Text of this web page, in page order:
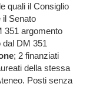
quali il Consiglio
il Senato
351 argomento
dal DM 351
; 2 finanziati
della stessa
Posti senza